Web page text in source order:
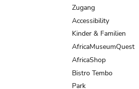
Zugang
Accessibility
Kinder & Familien
AfricaMuseumQuest
AfricaShop
Bistro Tembo
Park